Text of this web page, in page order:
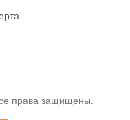
права защищены.